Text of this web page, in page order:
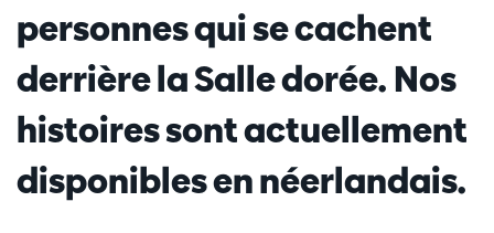
personnes qui se cachent
derrière la Salle dorée. Nos
histoires sont actuellement
disponibles en néerlandais.